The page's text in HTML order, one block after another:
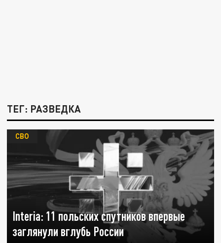
ТЕГ: РАЗВЕДКА
Interia: 11 польских спутников впервые
заглянули вглубь России
СВО